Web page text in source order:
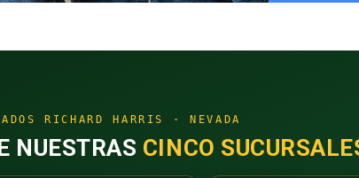
RICHARD HARRIS · NEVADA
NUESTRAS CINCO